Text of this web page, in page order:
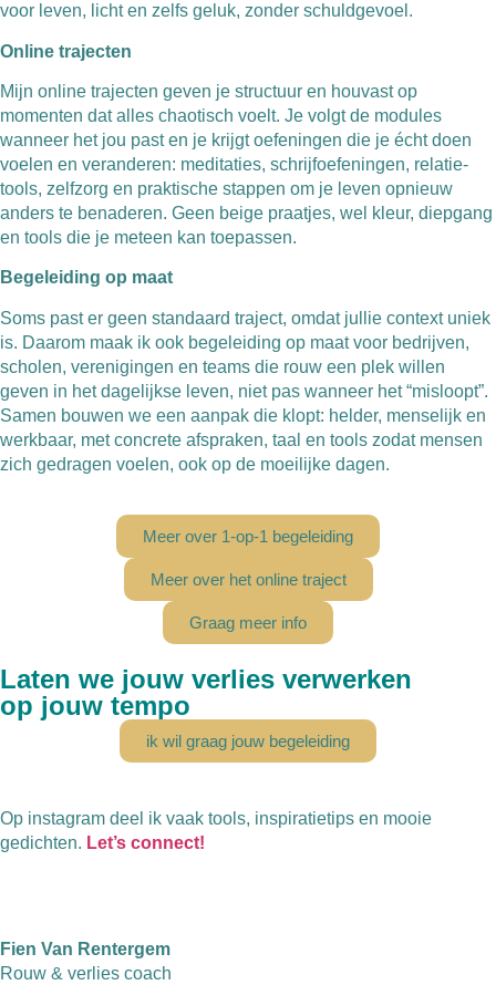
voor leven, licht en zelfs geluk, zonder schuldgevoel.
Online trajecten
Mijn online trajecten geven je structuur en houvast op
momenten dat alles chaotisch voelt. Je volgt de modules
wanneer het jou past en je krijgt oefeningen die je écht doen
voelen en veranderen: meditaties, schrijfoefeningen, relatie-
tools, zelfzorg en praktische stappen om je leven opnieuw
anders te benaderen. Geen beige praatjes, wel kleur, diepgang
en tools die je meteen kan toepassen.
Begeleiding op maat
Soms past er geen standaard traject, omdat jullie context uniek
is. Daarom maak ik ook begeleiding op maat voor bedrijven,
scholen, verenigingen en teams die rouw een plek willen
geven in het dagelijkse leven, niet pas wanneer het “misloopt”.
Samen bouwen we een aanpak die klopt: helder, menselijk en
werkbaar, met concrete afspraken, taal en tools zodat mensen
zich gedragen voelen, ook op de moeilijke dagen.
Meer over 1-op-1 begeleiding
Meer over het online traject
Graag meer info
Laten we jouw verlies verwerken
op jouw tempo
ik wil graag jouw begeleiding
Op instagram deel ik vaak tools, inspiratietips en mooie
gedichten. Let’s connect!
Fien Van Rentergem
Rouw & verlies coach